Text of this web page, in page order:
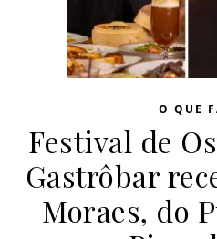
O QUE
Festival de
Gastrôbar
Moraes, do